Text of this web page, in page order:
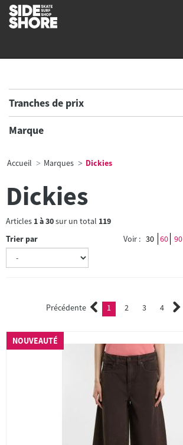
Tranches de prix
Marque
Accueil Marques Dickies
Dickies
Articles 1à30sur un total 119
Trier par
Voir : 30 60 90
Précédente 1 (current)
2 3 4
NOUVEAUTÉ